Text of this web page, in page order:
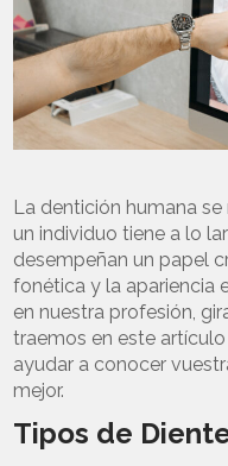
La dentición humana
un individuo tiene a lo
desempeñan un papel
fonética y la apariencia
en nuestra profesión,
traemos en este
ayudar a conocer
mejor.
Tipos de